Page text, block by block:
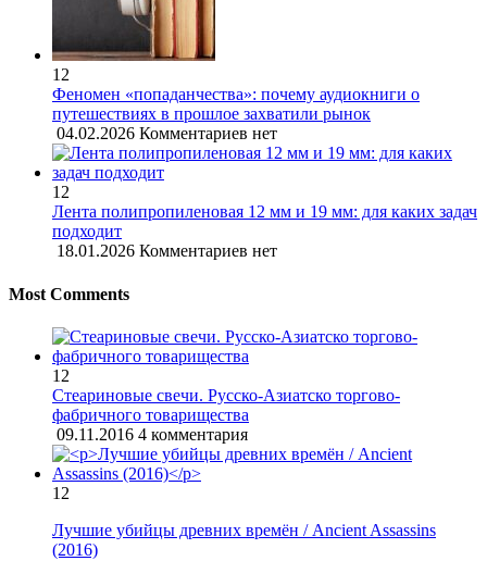
12
Феномен «попаданчества»: почему аудиокниги о
путешествиях в прошлое захватили рынок
04.02.2026 Комментариев нет
12
Лента полипропиленовая 12 мм и 19 мм: для каких задач
подходит
18.01.2026 Комментариев нет
Most Comments
12
Стеариновые свечи. Русско-Азиатско торгово-
фабричного товарищества
09.11.2016 4 комментария
12
Лучшие убийцы древних времён / Ancient Assassins
(2016)